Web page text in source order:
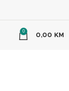
0
0,00 KM